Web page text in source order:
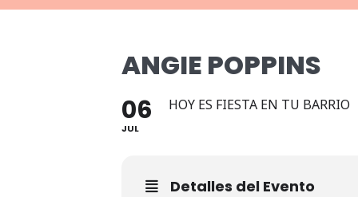
ANGIE POPPINS
06
JUL
HOY ES FIESTA EN TU BARRIO
Detalles del Evento